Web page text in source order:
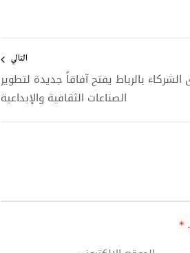
التالي
الشركاء بالرباط يفتح آفاقاً جديدة لتطوير
الصناعات الثقافية والإبداعية
*